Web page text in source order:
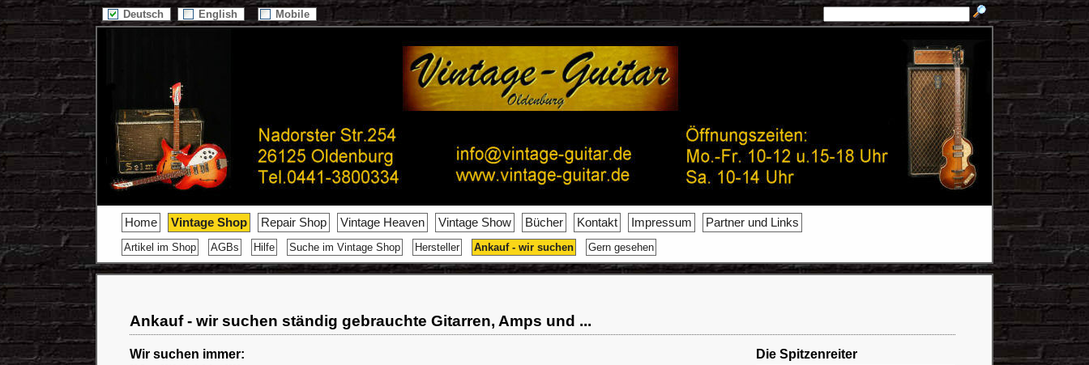
Deutsch English Mobile
Home Vintage Shop Repair Shop Vintage Heaven Vintage Show Bücher Kontakt Impressum Partner und Links
Artikel im Shop AGBs Hilfe Suche im Vintage Shop Hersteller Ankauf - wir suchen Gern gesehen
Ankauf - wir suchen ständig gebrauchte Gitarren, Amps und ...
Wir suchen immer: Die Spitzenreiter